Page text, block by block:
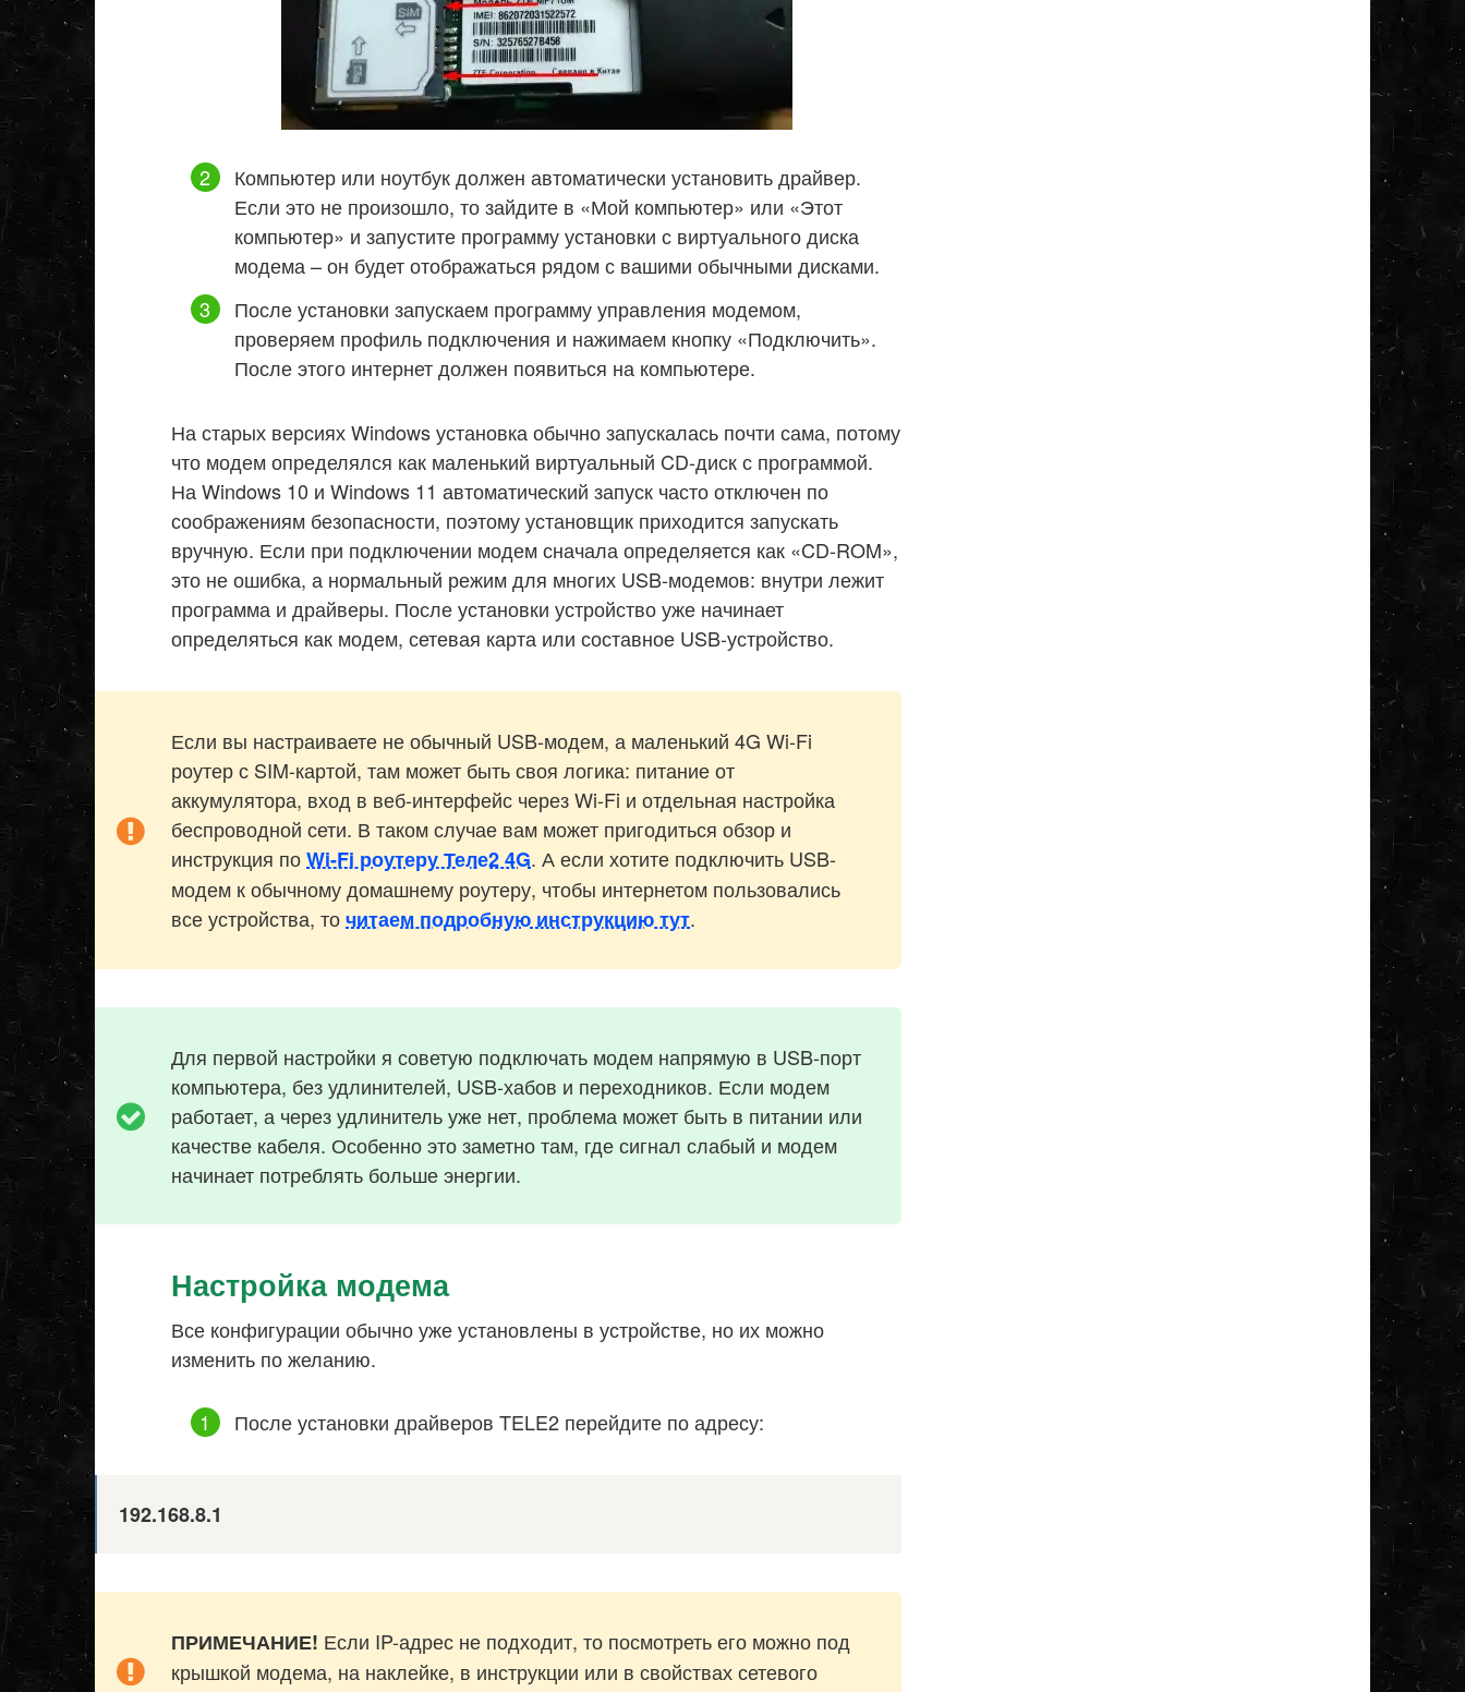
Компьютер или ноутбук должен автоматически установить драйвер.
Если это не произошло, то зайдите в «Мой компьютер» или «Этот
компьютер» и запустите программу установки с виртуального диска
модема – он будет отображаться рядом с вашими обычными дисками.
После установки запускаем программу управления модемом,
проверяем профиль подключения и нажимаем кнопку «Подключить».
После этого интернет должен появиться на компьютере.
На старых версиях Windows установка обычно запускалась почти сама, потому
что модем определялся как маленький виртуальный CD-диск с программой.
На Windows 10 и Windows 11 автоматический запуск часто отключен по
соображениям безопасности, поэтому установщик приходится запускать
вручную. Если при подключении модем сначала определяется как «CD-ROM»,
это не ошибка, а нормальный режим для многих USB-модемов: внутри лежит
программа и драйверы. После установки устройство уже начинает
определяться как модем, сетевая карта или составное USB-устройство.
Если вы настраиваете не обычный USB-модем, а маленький 4G Wi-Fi
роутер с SIM-картой, там может быть своя логика: питание от
аккумулятора, вход в веб-интерфейс через Wi-Fi и отдельная настройка
беспроводной сети. В таком случае вам может пригодиться обзор и
инструкция поWi-Fi роутеру Теле2 4G. А если хотите подключить USB-
модем к обычному домашнему роутеру, чтобы интернетом пользовались
все устройства, точитаем подробную инструкцию тут.
Для первой настройки я советую подключать модем напрямую в USB-порт
компьютера, без удлинителей, USB-хабов и переходников. Если модем
работает, а через удлинитель уже нет, проблема может быть в питании или
качестве кабеля. Особенно это заметно там, где сигнал слабый и модем
начинает потреблять больше энергии.
Настройка модема
Все конфигурации обычно уже установлены в устройстве, но их можно
изменить по желанию.
После установки драйверов TELE2 перейдите по адресу:
192.168.8.1
ПРИМЕЧАНИЕ! Если IP-адрес не подходит, то посмотреть его можно под
крышкой модема, на наклейке, в инструкции или в свойствах сетевого